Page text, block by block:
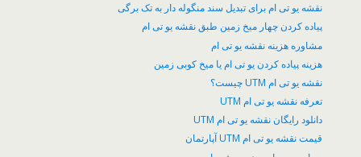
نقشه یو تی ام برای تبدیل سند منگوله دار به تک برگی
پیاده کردن چهار میخ زمین طبق نقشه یو تی ام
مشاوره هزینه نقشه یو تی ام
هزینه پیاده کردن یو تی ام یا میخ کوبی زمین
نقشه یو تی ام UTM چیست؟
تعرفه نقشه یو تی ام UTM
دانلود رایگان نقشه یو تی ام UTM
قیمت نقشه یو تی ام UTM آپارتمان